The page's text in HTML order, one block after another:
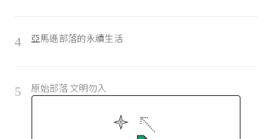
4 亞馬遜部落的永續生活
5 原始部落 文明勿入